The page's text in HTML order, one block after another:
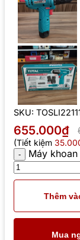
SKU:
655.000₫
(Tiết kiệm
Máy khoan
Thêm
Mua